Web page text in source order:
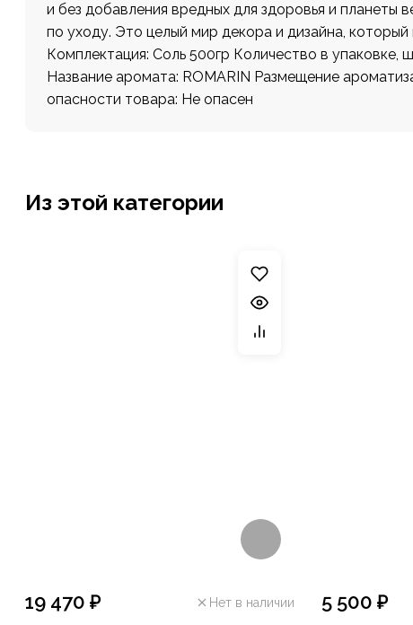
и без добавления вредных для здоровья и
по уходу. Это целый мир декора и дизайна,
Комплектация: Соль 500гр Количество в
Название аромата: ROMARIN Размещение
опасности товара: Не опасен
Из этой категории
19 470 ₽ Нет в наличии 5 500 ₽